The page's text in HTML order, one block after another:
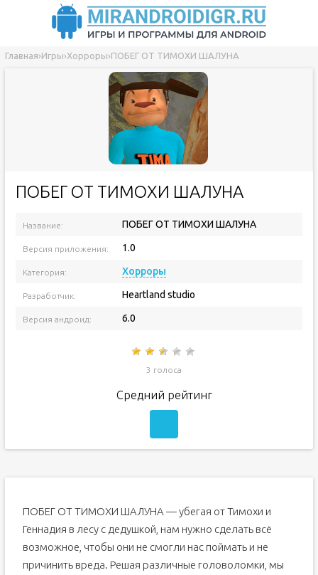
Главная›Игры›Хорроры›ПОБЕГ ОТ ТИМОХИ ШАЛУНА
ПОБЕГ ОТ ТИМОХИ ШАЛУНА
Название: ПОБЕГ ОТ ТИМОХИ ШАЛУНА
Версия приложения: 1.0
Категория: Хорроры
Разработчик: Heartland studio
Версия андроид: 6.0
3 голоса
Средний рейтинг
ПОБЕГ ОТ ТИМОХИ ШАЛУНА — убегая от Тимохи и
Геннадия в лесу с дедушкой, нам нужно сделать всё
возможное, чтобы они не смогли нас поймать и не
причинить вреда. Решая различные головоломки, мы